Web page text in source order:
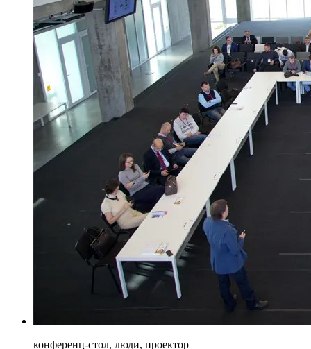
конференц-стол, люди, проектор